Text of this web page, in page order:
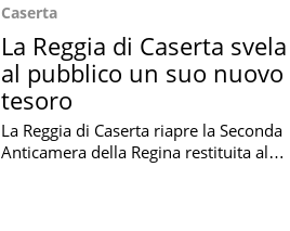
Caserta
La Reggia di Caserta svela
al pubblico un suo nuovo
tesoro
La Reggia di Caserta riapre la Seconda
Anticamera della Regina restituita al